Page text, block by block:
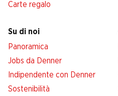
Carte regalo
Su di noi
Panoramica
Jobs da Denner
Indipendente con Denner
Sostenibilità